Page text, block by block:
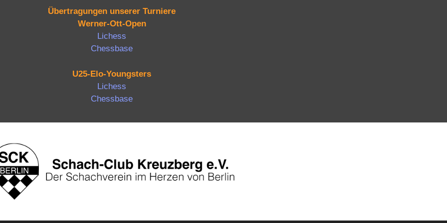
Übertragungen unserer Turniere
Werner-Ott-Open
Lichess
Chessbase
U25-Elo-Youngsters
Lichess
Chessbase